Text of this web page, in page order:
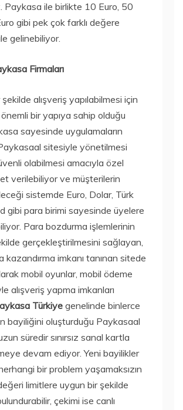
Paykasa ile birlikte 10 Euro, 50
gibi pek çok farklı değere
gelinebiliyor.
Firmaları
alışveriş yapılabilmesi için
bir yapıya sahip olduğu
sayesinde uygulamaların
sitesiyle yönetilmesi
olabilmesi amacıyla özel
verilebiliyor ve müşterilerin
sistemde Euro, Dolar, Türk
gibi para birimi sayesinde üyelere
Para bozdurma işlemlerinin
gerçekleştirilmesini sağlayan,
kazandırma imkanı tanınan sitede
mobil oyunlar, mobil ödeme
alışveriş yapma imkanları
Türkiyegenelinde binlerce
bayiliğini oluşturduğu Paykasaal
süredir sınırsız sanal kartla
devam ediyor. Yeni bayilikler
herhangi bir problem yaşamaksızın
limitlere uygun bir şekilde
çekimi ise canlı